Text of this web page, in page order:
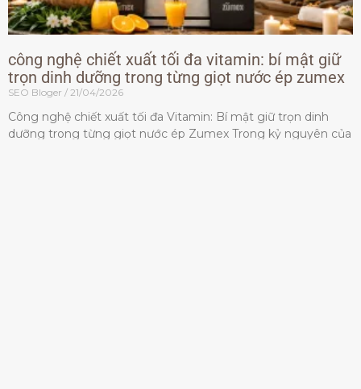
công nghệ chiết xuất tối đa vitamin: bí mật giữ
trọn dinh dưỡng trong từng giọt nước ép zumex
SEO Bloger 21/04/2026
Công nghệ chiết xuất tối đa Vitamin: Bí mật giữ trọn dinh
dưỡng trong từng giọt nước ép Zumex Trong kỷ nguyên của